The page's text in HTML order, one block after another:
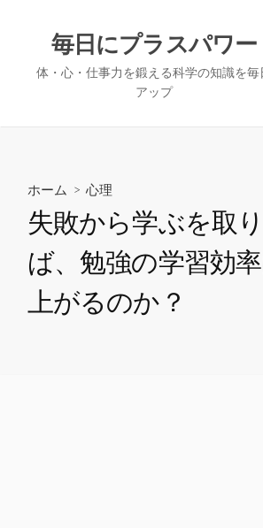
毎日にプラスパワー
体・心・仕事力を鍛える科学の知識を毎
アップ
ホーム > 心理
失敗から学ぶを取
ば、勉強の学習効
上がるのか？